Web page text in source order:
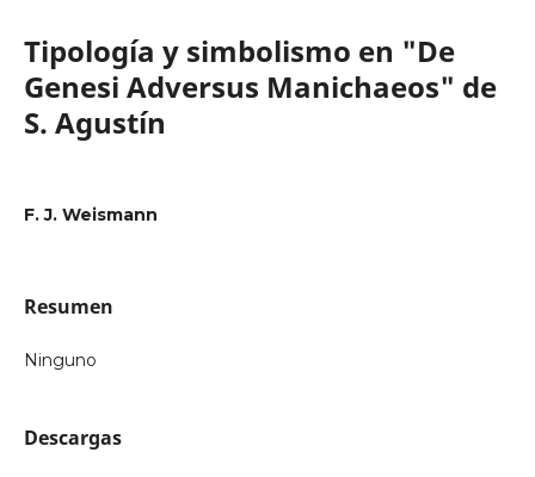
Tipología y simbolismo en "De
Genesi Adversus Manichaeos" de
S. Agustín
F. J. Weismann
Resumen
Ninguno
Descargas